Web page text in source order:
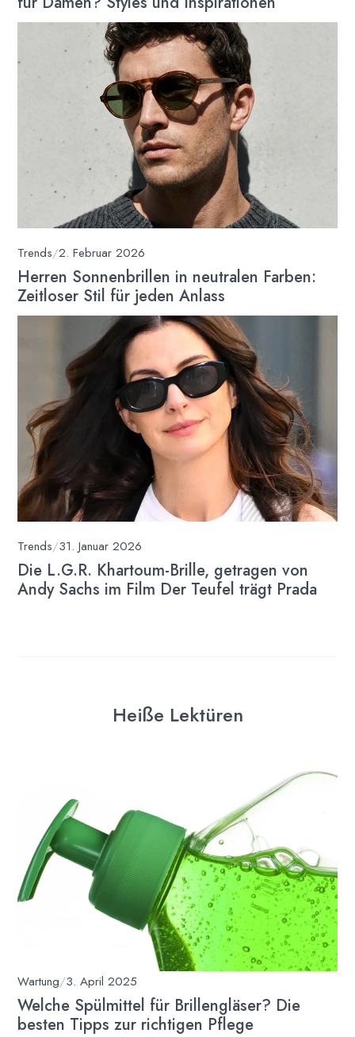
Trends/2. Februar 2026
Herren Sonnenbrillen in neutralen Farben:
Zeitloser Stil für jeden Anlass
Trends/31. Januar 2026
Die L.G.R. Khartoum-Brille, getragen von
Andy Sachs im Film Der Teufel trägt Prada
Heiße Lektüren
Wartung/3. April 2025
Welche Spülmittel für Brillengläser? Die
besten Tipps zur richtigen Pflege